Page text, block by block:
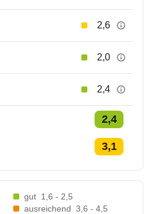
2,6
2,0
2,4
2,4
3,1
gut 1,6 - 2,5
ausreichend 3,6 - 4,5